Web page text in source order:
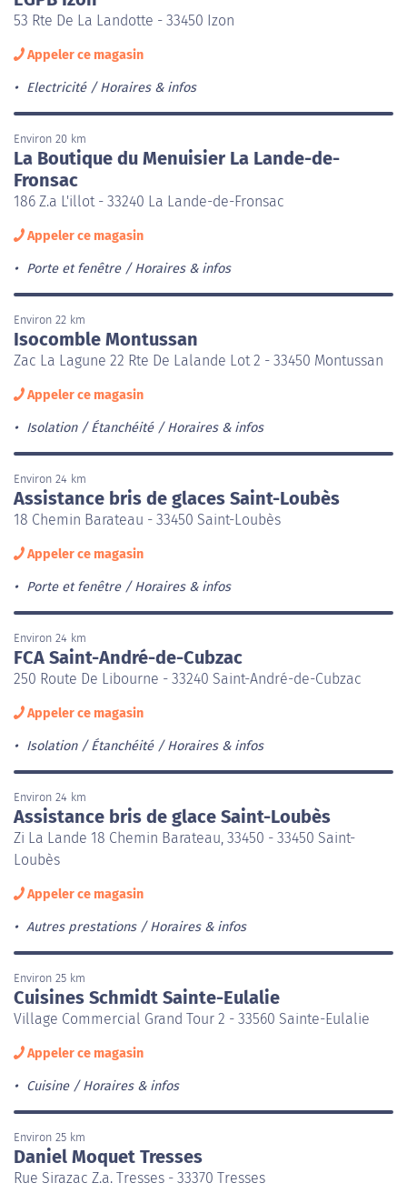
53 Rte De La Landotte - 33450 Izon
Appeler ce magasin
Electricité Horaires & infos
Environ 20 km
La Boutique du Menuisier La Lande-de-
Fronsac
186 Z.a L'illot - 33240 La Lande-de-Fronsac
Appeler ce magasin
Porte et fenêtre Horaires & infos
Environ 22 km
Isocomble Montussan
Zac La Lagune 22 Rte De Lalande Lot 2 - 33450 Montussan
Appeler ce magasin
Isolation / Étanchéité Horaires & infos
Environ 24 km
Assistance bris de glaces Saint-Loubès
18 Chemin Barateau - 33450 Saint-Loubès
Appeler ce magasin
Porte et fenêtre Horaires & infos
Environ 24 km
FCA Saint-André-de-Cubzac
250 Route De Libourne - 33240 Saint-André-de-Cubzac
Appeler ce magasin
Isolation / Étanchéité Horaires & infos
Environ 24 km
Assistance bris de glace Saint-Loubès
Zi La Lande 18 Chemin Barateau, 33450 - 33450 Saint-
Loubès
Appeler ce magasin
Autres prestations Horaires & infos
Environ 25 km
Cuisines Schmidt Sainte-Eulalie
Village Commercial Grand Tour 2 - 33560 Sainte-Eulalie
Appeler ce magasin
Cuisine Horaires & infos
Environ 25 km
Daniel Moquet Tresses
Rue Sirazac Z.a. Tresses - 33370 Tresses